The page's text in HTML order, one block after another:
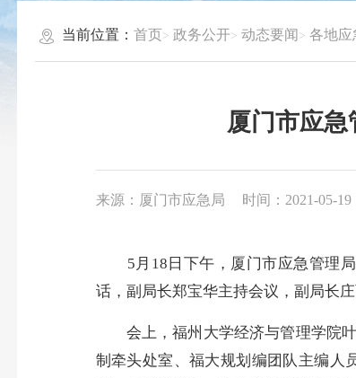
当前位置：首页 政务公开 动态要闻 各地应
厦门市应
来源：厦门市应急局 时间：2021-05-19
5月18日下午，厦门市应急管理局
话，副局长郑宝华主持会议，副局长
会上，福州大学经济与管理学院叶
制牵头处室、福大规划编团队主编人